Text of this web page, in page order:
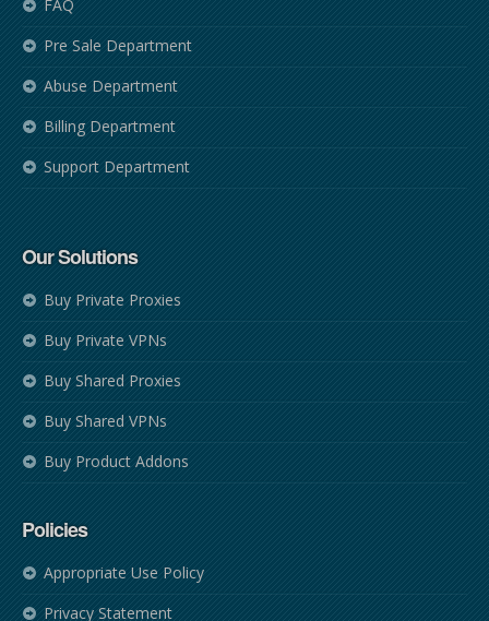
FAQ
Pre Sale Department
Abuse Department
Billing Department
Support Department
Our Solutions
Buy Private Proxies
Buy Private VPNs
Buy Shared Proxies
Buy Shared VPNs
Buy Product Addons
Policies
Appropriate Use Policy
Privacy Statement